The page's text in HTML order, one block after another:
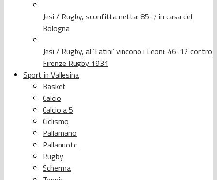
Jesi / Rugby, sconfitta netta: 85-7 in casa del
Bologna
Jesi / Rugby, al ‘Latini’ vincono i Leoni: 46-12 contro
Firenze Rugby 1931
Sport in Vallesina
Basket
Calcio
Calcio a 5
Ciclismo
Pallamano
Pallanuoto
Rugby
Scherma